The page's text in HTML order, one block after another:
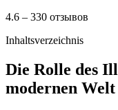
4.6 – 330 отзывов
Inhaltsverzeichnis
Die Rolle des
modernen Welt